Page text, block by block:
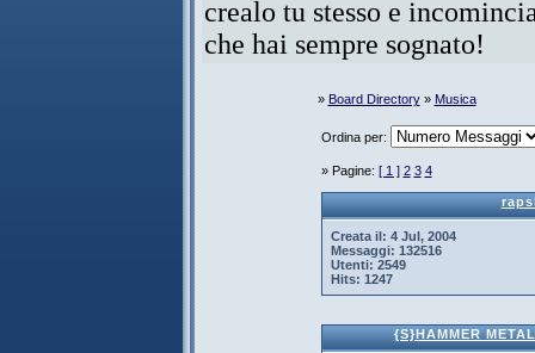
crealo tu stesso e
che hai sempre sognato!
» Board Directory» Musica
Ordina per:
» Pagine: [ 1 ] 2 3 4
Creata il: 4 Jul, 2004
Messaggi: 132516
Utenti: 2549
Hits: 1247
{S}HAMMER